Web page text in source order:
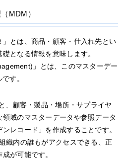
MDM）
とは、商品・顧客・仕入れ先とい
となる情報を意味します。
」とは、このマスターデー
す。
、顧客・製品・場所・サプライヤ
域のマスターデータや参照データ
レコード」を作成することです。
織内の誰もがアクセスできる、正
が可能です。